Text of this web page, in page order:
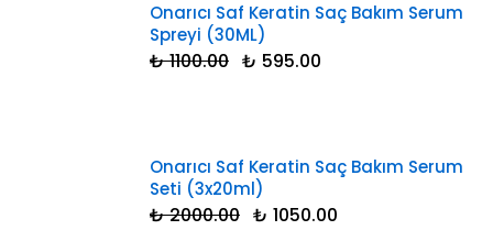
Onarıcı Saf Keratin Saç Bakım Serum
Spreyi (30ML)
₺ 1100.00 ₺ 595.00
Onarıcı Saf Keratin Saç Bakım Serum
Seti (3x20ml)
₺ 2000.00 ₺ 1050.00